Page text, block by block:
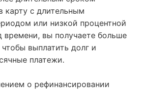
карту с длительным
или низкой процентной
времени, вы получаете больше
выплатить долг и
платежи.
о рефинансировании